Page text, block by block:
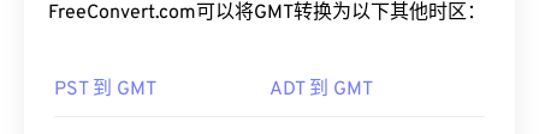
FreeConvert.com可以将GMT转换为以下其他时区：
PST 到 GMT ADT 到 GMT